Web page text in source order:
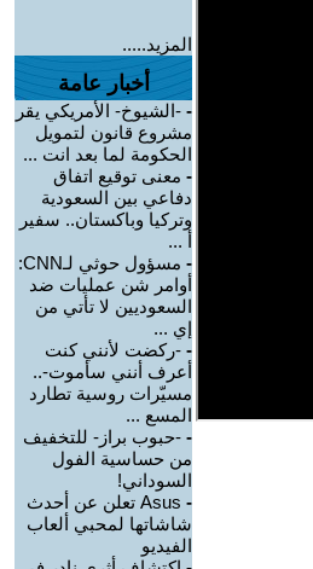
المزيد.....
أخبار عامة
- -الشيوخ- الأمريكي يقر
مشروع قانون لتمويل
الحكومة لما بعد انت ...
- معنى توقيع اتفاق
دفاعي بين السعودية
وتركيا وباكستان.. سفير
أ ...
-
مسؤول حوثي لـCNN:
أوامر شن عمليات ضد
السعوديين لا تأتي من
إي ...
- -ركضت لأنني كنت
أعرف أنني سأموت-..
مسيّرات روسية تطارد
المسع ...
- -حبوب براز- للتخفيف
من حساسية الفول
السوداني!
-
Asus تعلن عن أحدث
شاشاتها لمحبي ألعاب
الفيديو